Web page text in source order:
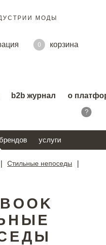
МОДЫ
0
корзина
b2b журнал о
?
услуги
Стильные непоседы